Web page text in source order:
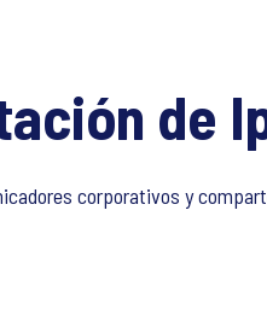
de
corporativos y